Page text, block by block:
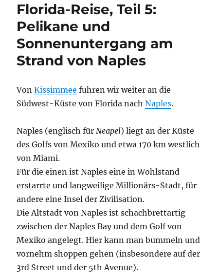
6:
Alligatoren,
Reiher,
Schlangenhalsvögel
und
ein
die
Everglades
Florida-Reise, Teil 5:
Pelikane und
Sonnenuntergang am
Strand von Naples
VonKissimmee fuhren wir weiter an die
Südwest-Küste von Florida nachNaples.
Naples (englisch für Neapel) liegt an der Küste
des Golfs von Mexiko und etwa 170 km westlich
von Miami.
Für die einen ist Naples eine in Wohlstand
erstarrte und langweilige Millionärs-Stadt, für
andere eine Insel der Zivilisation.
Die Altstadt von Naples ist schachbrettartig
zwischen der Naples Bay und dem Golf von
Mexiko angelegt. Hier kann man bummeln und
vornehm shoppen gehen (insbesondere auf der
3rd Street und der 5th Avenue).